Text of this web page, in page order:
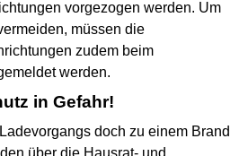
vorgezogen werden. Um
müssen die
zudem beim
werden.
in Gefahr!
doch zu einem Brand
über die Hausrat- und